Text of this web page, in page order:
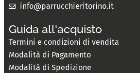
info@parrucchieritorino.it
Guida all'acquisto
Termini e condizioni di vendita
Modalità di Pagamento
Modalità di Spedizione